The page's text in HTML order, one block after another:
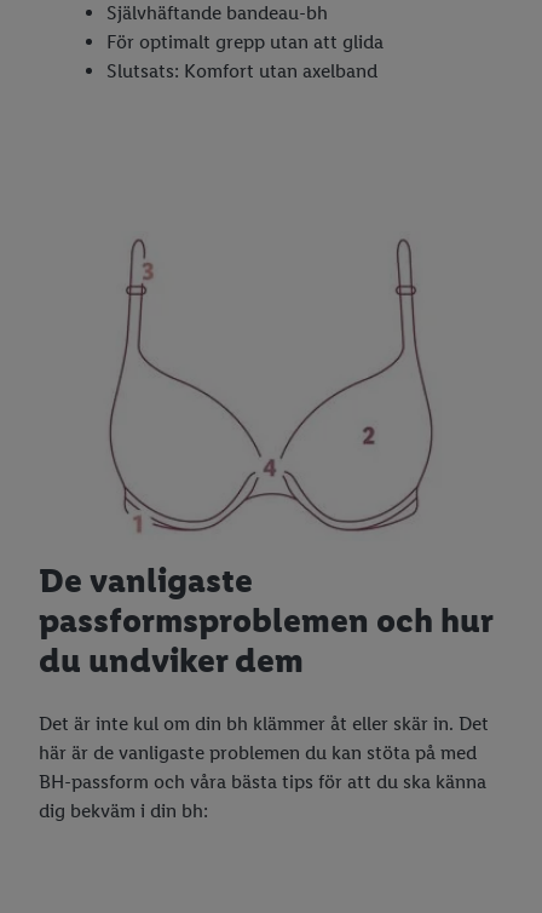
Självhäftande bandeau-bh
För optimalt grepp utan att glida
Slutsats: Komfort utan axelband
De vanligaste
passformsproblemen och hur
du undviker dem
Det är inte kul om din bh klämmer åt eller skär in. Det
här är de vanligaste problemen du kan stöta på med
BH-passform och våra bästa tips för att du ska känna
dig bekväm i din bh: